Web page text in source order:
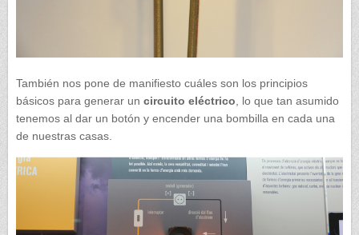
También nos pone de manifiesto cuáles son los principios
básicos para generar un circuito eléctrico , lo que tan asumido
tenemos al dar un botón y encender una bombilla en cada una
de nuestras casas.